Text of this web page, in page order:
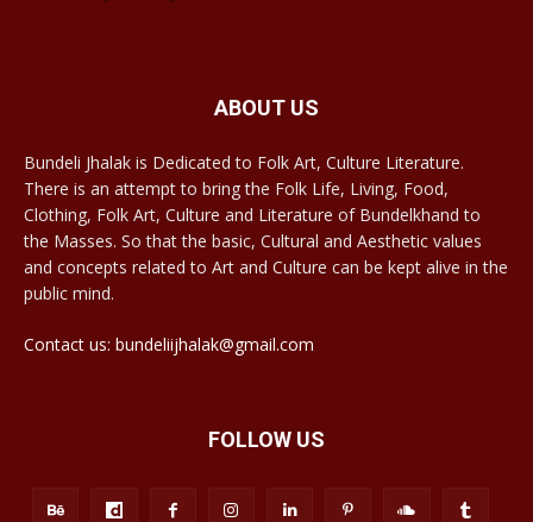
ABOUT US
Bundeli Jhalak is Dedicated to Folk Art, Culture Literature.
There is an attempt to bring the Folk Life, Living, Food,
Clothing, Folk Art, Culture and Literature of Bundelkhand to
the Masses. So that the basic, Cultural and Aesthetic values
and concepts related to Art and Culture can be kept alive in the
public mind.
Contact us: bundeliijhalak@gmail.com
FOLLOW US